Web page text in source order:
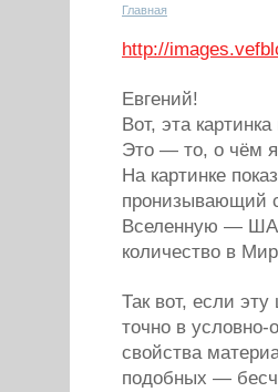
Главная
http://
Евгений!
Вот, эта
Это — то, о чём я
На картинке
Вселенную —
количество в
Так вот, если
точно в
свойства
подобных —